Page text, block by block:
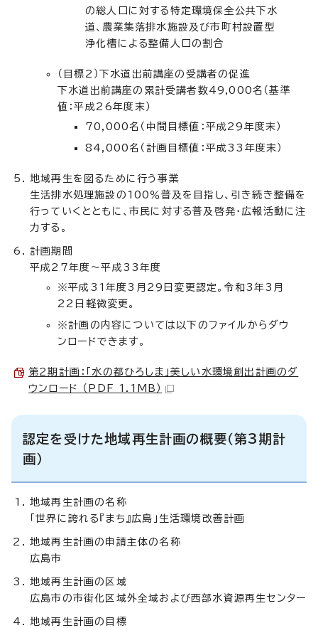
の総人口に対する特定環境保全公共下水
道、農業集落排水施設及び市町村設置型
浄化槽による整備人口の割合
（目標2）下水道出前講座の受講者の促進
下水道出前講座の累計受講者数49,000名（基準
値：平成26年度末）
70,000名（中間目標値：平成29年度末）
84,000名（計画目標値：平成33年度末）
地域再生を図るために行う事業
生活排水処理施設の100％普及を目指し、引き続き整備を
行っていくとともに、市民に対する普及啓発・広報活動に注
力する。
計画期間
平成27年度～平成33年度
※平成31年度3月29日変更認定。令和3年3月
22日軽微変更。
※計画の内容については以下のファイルからダウ
ンロードできます。
第2期計画：「水の都ひろしま」美しい水環境創出計画のダ
ウンロード （PDF 1.1MB）
認定を受けた地域再生計画の概要（第3期計
画）
地域再生計画の名称
「世界に誇れる『まち』広島」生活環境改善計画
地域再生計画の申請主体の名称
広島市
地域再生計画の区域
広島市の市街化区域外全域および西部水資源再生センター
地域再生計画の目標